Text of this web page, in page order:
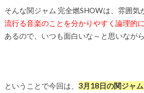
そんな関ジャム 完全燃SHOWは、雰囲気
流行る音楽のことを分かりやすく論理的
あるので、いつも面白いな～と思いなが
ということで今回は、 3月18日の関ジャ